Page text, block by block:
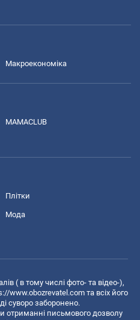
Макроекономіка
MAMACLUB
Плітки
Мода
( в тому числі фото- та відео-),
www.obozrevatel.com та всіх його
суворо заборонено.
отриманні письмового дозволу